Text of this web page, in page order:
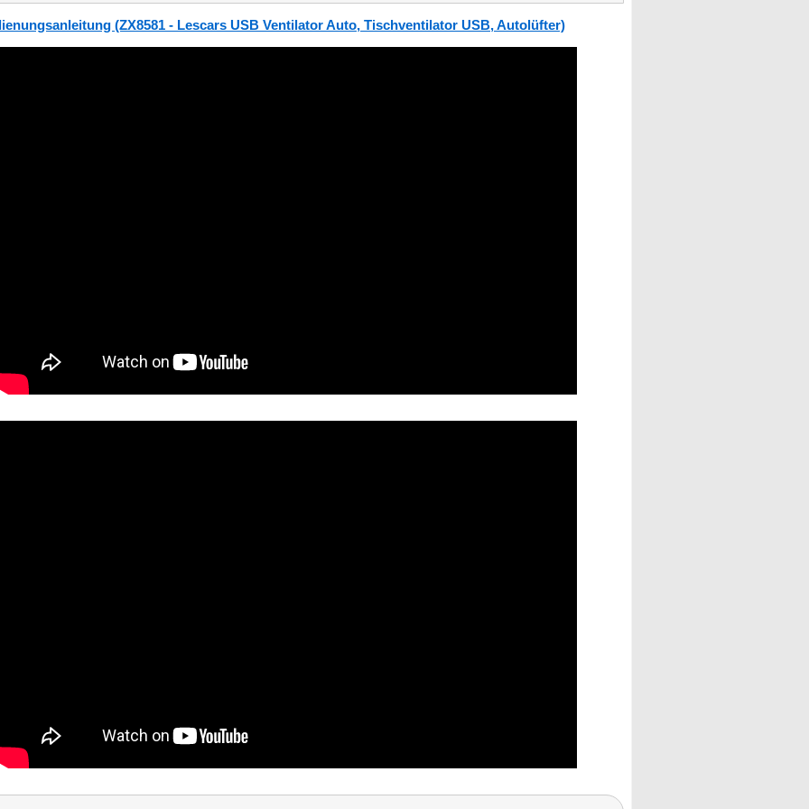
(ZX8581 - Lescars USB Ventilator Auto, Tischventilator USB, Autolüfter)